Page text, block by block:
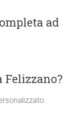
ad
Felizzano?